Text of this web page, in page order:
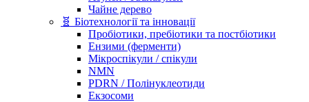
Чайне дерево
🧬 Біотехнології та інновації
Пробіотики, пребіотики та постбіотики
Ензими (ферменти)
Мікроспікули / спікули
NMN
PDRN / Полінуклеотиди
Екзосоми